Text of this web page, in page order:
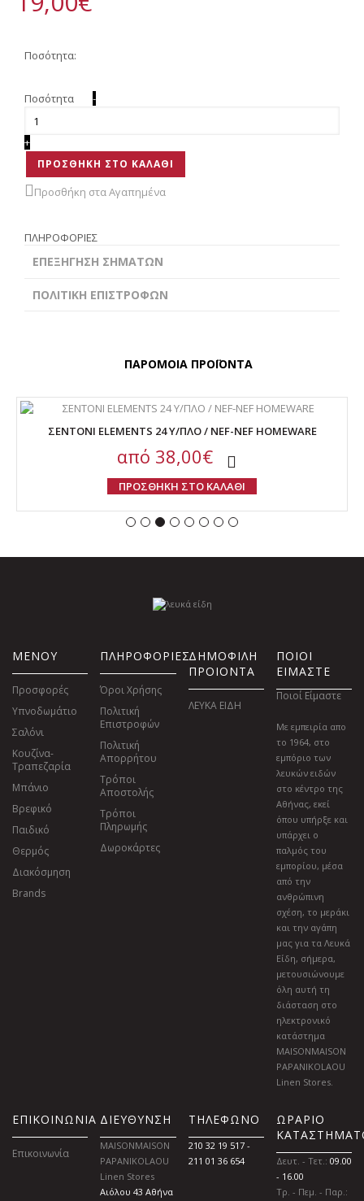
Ποσότητα:
Ποσότητα -
+
ΠΡΟΣΘΗΚΗ ΣΤΟ ΚΑΛΑΘΙ
Προσθήκη στα Αγαπημένα
ΠΛΗΡΟΦΟΡΙΕΣ
ΕΠΕΞΗΓΗΣΗ ΣΗΜΑΤΩΝ
ΠΟΛΙΤΙΚΗ ΕΠΙΣΤΡΟΦΩΝ
ΠΑΡΟΜΟΙΑ ΠΡΟΪΟΝΤΑ
ΣΕΝΤΟΝΙ ELEMENTS 24 Υ/ΠΛΟ / NEF-NEF HOMEWARE
από 38,00€
ΠΡΟΣΘΗΚΗ ΣΤΟ ΚΑΛΑΘΙ
ΜΕΝΟΥ
Προσφορές
Υπνοδωμάτιο
Σαλόνι
Κουζίνα-
Τραπεζαρία
Μπάνιο
Βρεφικό
Παιδικό
Θερμός
Διακόσμηση
Brands
ΠΛΗΡΟΦΟΡΙΕΣ
Όροι Χρήσης
Πολιτική
Επιστροφών
Πολιτική
Απορρήτου
Τρόποι
Αποστολής
Τρόποι
Πληρωμής
Δωροκάρτες
ΔΗΜΟΦΙΛΗ
ΠΡΟΙΟΝΤΑ
ΛΕΥΚΑ ΕΙΔΗ
ΠΟΙΟΙ
ΕΙΜΑΣΤΕ
Ποιοί Είμαστε
Με εμπειρία απο
το 1964, στο
εμπόριο των
λευκών ειδών
στο κέντρο της
Αθήνας, εκεί
όπου υπήρξε και
υπάρχει ο
παλμός του
εμπορίου, μέσα
από την
ανθρώπινη
σχέση, το μεράκι
και την αγάπη
μας για τα Λευκά
Είδη, σήμερα,
μετουσιώνουμε
όλη αυτή τη
διάσταση στο
ηλεκτρονικό
κατάστημα
MAISONMAISON
PAPANIKOLAOU
Linen Stores.
ΕΠΙΚΟΙΝΩΝΙΑ
Επικοινωνία
ΔΙΕΥΘΥΝΣΗ
MAISONMAISON
PAPANIKOLAOU
Linen Stores
Αιόλου 43 Αθήνα
ΤΗΛΕΦΩΝΟ
210 32 19 517 -
211 01 36 654
ΩΡΑΡΙΟ
Δευτ. - Τετ.: 09.00
- 16.00
Τρ. - Πεμ. - Παρ.: